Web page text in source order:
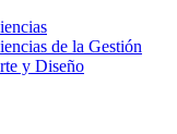
de la Gestión
y Diseño